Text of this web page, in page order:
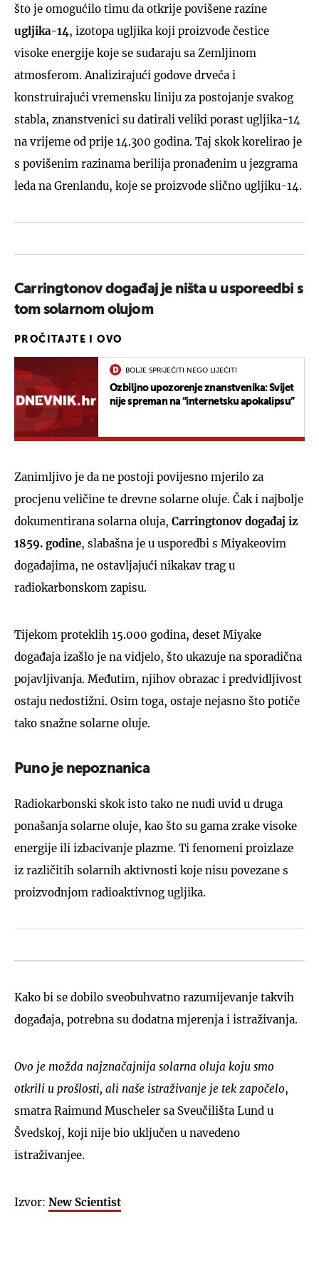
što je omogućilo timu da otkrije povišene razine
ugljika-14, izotopa ugljika koji proizvode čestice
visoke energije koje se sudaraju sa Zemljinom
atmosferom. Analizirajući godove drveća i
konstruirajući vremensku liniju za postojanje svakog
stabla, znanstvenici su datirali veliki porast ugljika-14
na vrijeme od prije 14.300 godina. Taj skok korelirao je
s povišenim razinama berilija pronađenim u jezgrama
leda na Grenlandu, koje se proizvode slično ugljiku-14.
Carringtonov događaj je ništa u usporeedbi s
tom solarnom olujom
PROČITAJTE I OVO
BOLJE SPRIJEČITI NEGO LIJEČITI
Ozbiljno upozorenje znanstvenika: Svijet
nije spreman na “internetsku apokalipsu”
Zanimljivo je da ne postoji povijesno mjerilo za
procjenu veličine te drevne solarne oluje. Čak i najbolje
dokumentirana solarna oluja, Carringtonov događaj iz
1859. godine, slabašna je u usporedbi s Miyakeovim
događajima, ne ostavljajući nikakav trag u
radiokarbonskom zapisu.
Tijekom proteklih 15.000 godina, deset Miyake
događaja izašlo je na vidjelo, što ukazuje na sporadična
pojavljivanja. Međutim, njihov obrazac i predvidljivost
ostaju nedostižni. Osim toga, ostaje nejasno što potiče
tako snažne solarne oluje.
Puno je nepoznanica
Radiokarbonski skok isto tako ne nudi uvid u druga
ponašanja solarne oluje, kao što su gama zrake visoke
energije ili izbacivanje plazme. Ti fenomeni proizlaze
iz različitih solarnih aktivnosti koje nisu povezane s
proizvodnjom radioaktivnog ugljika.
Kako bi se dobilo sveobuhvatno razumijevanje takvih
događaja, potrebna su dodatna mjerenja i istraživanja.
Ovo je možda najznačajnija solarna oluja koju smo
otkrili u prošlosti, ali naše istraživanje je tek započelo,
smatra Raimund Muscheler sa Sveučilišta Lund u
Švedskoj, koji nije bio uključen u navedeno
istraživanjee.
Izvor: New Scientist